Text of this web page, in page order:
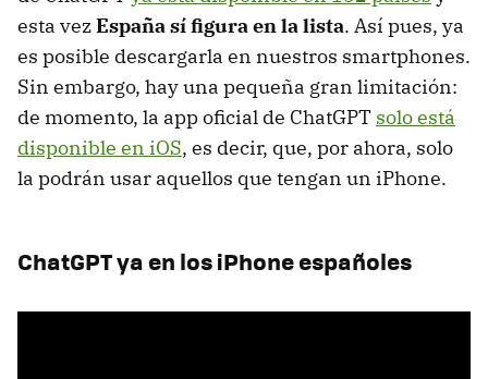
esta vezEspaña sí figura en la lista. Así pues, ya
es posible descargarla en nuestros smartphones.
Sin embargo, hay una pequeña gran limitación:
de momento, la app oficial de ChatGPT solo está
disponible en iOS, es decir, que, por ahora, solo
la podrán usar aquellos que tengan un iPhone.
ChatGPT ya en los iPhone españoles